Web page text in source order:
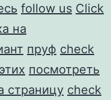
follow us Click
на
пруф check
посмотреть
страницу check